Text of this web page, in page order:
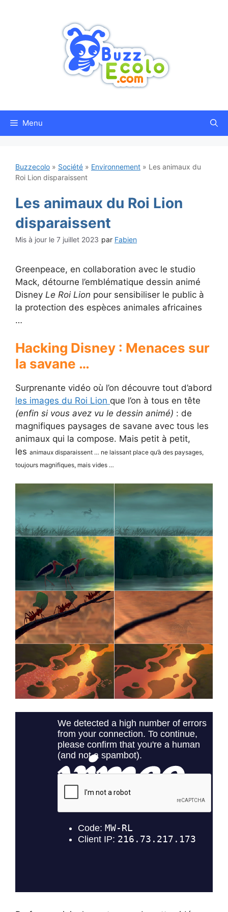
Menu
Buzzecolo » Société » Environnement » Les animaux du
Roi Lion disparaissent
Les animaux du Roi Lion
disparaissent
7 juillet 2023 par Fabien
Greenpeace, en collaboration avec le studio
Mack, détourne l’emblématique dessin animé
Disney Le Roi Lion pour sensibiliser le public à
la protection des espèces animales africaines
…
Hacking Disney : Menaces sur
la savane …
Surprenante vidéo où l’on découvre tout d’abord
les images du Roi Lion que l’on à tous en tête
(enfin si vous avez vu le dessin animé) : de
magnifiques paysages de savane avec tous les
animaux qui la compose. Mais petit à petit,
les animaux disparaissent … ne laissant place qu’à des paysages,
toujours magnifiques, mais vides …